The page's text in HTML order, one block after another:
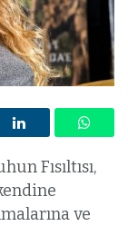
Fısıltısı,
ve